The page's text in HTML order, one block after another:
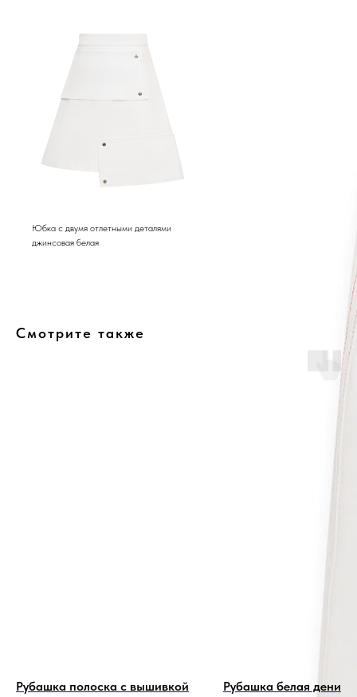
Юбка с двумя отлетными деталями
джинсовая белая
Смотрите также
Рубашка полоска с вышивкой
Рубашка белая деним